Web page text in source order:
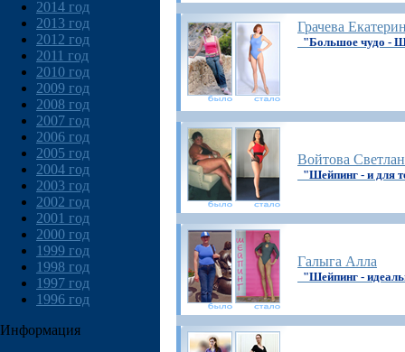
2014 год
2013 год
2012 год
2011 год
2010 год
2009 год
2008 год
2007 год
2006 год
2005 год
2004 год
2003 год
2002 год
2001 год
2000 год
1999 год
1998 год
1997 год
1996 год
Информация
Грачева
"Большое чудо
Войтова
"Шейпинг - и для
Галыга Алла
"Шейпинг -